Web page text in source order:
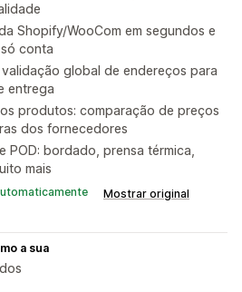
Shopify/WooCom em segundos e
conta
global de endereços para
entrega
produtos: comparação de preços
dos fornecedores
POD: bordado, prensa térmica,
mais
Mostrar original
a sua